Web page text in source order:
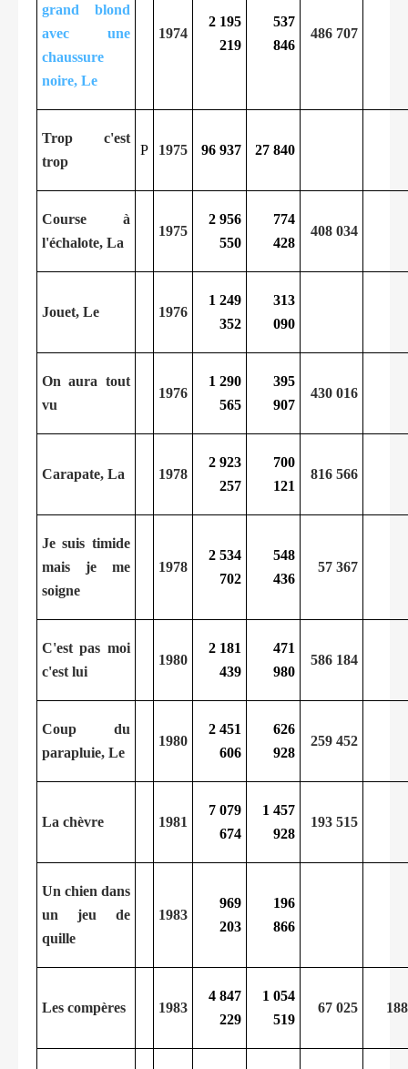
grand blond
avec une
chaussure
noire, Le
1974
2 195
219
537
846
486 707
Trop c'est
trop
P 1975 96 937 27 840
Course à
l'échalote, La
1975
2 956
550
774
428
408 034
Jouet, Le 1976
1 249
352
313
090
On aura tout
vu
1976
1 290
565
395
907
430 016
Carapate, La 1978
2 923
257
700
121
816 566
Je suis timide
mais je me
soigne
1978
2 534
702
548
436
57 367
C'est pas moi
c'est lui
1980
2 181
439
471
980
586 184
Coup du
parapluie, Le
1980
2 451
606
626
928
259 452
La chèvre 1981
7 079
674
1 457
928
193 515
Un chien dans
un jeu de
quille
1983
969
203
196
866
Les compères 1983
4 847
229
1 054
519
67 025